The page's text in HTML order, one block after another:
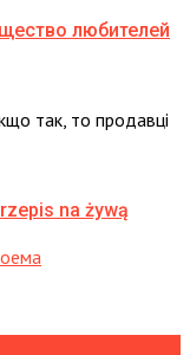
любителей
так, то продавці
na żywą